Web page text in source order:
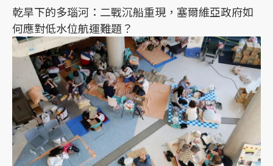
乾旱下的多瑙河：二戰沉船重現，塞爾維亞政府如
何應對低水位航運難題？